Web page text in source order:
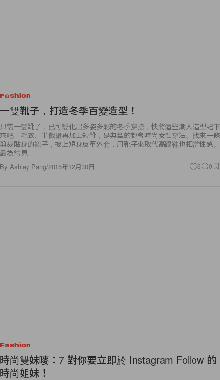
Fashion
一雙靴子，打造冬季百變造型！
只需一雙靴子，已可變化出多姿多彩的冬季穿搭，快將這些潮人造型記下
來吧﹗毛衣、半截裙再加上短靴，是典型的都會時尚女性穿法。找來一條
剪裁貼身的裙子，披上短身皮革外套，用靴子來取代高跟鞋也相當性感。
最為常見
By Ashley Pang/2015年12月30日 6 0
Fashion
時尚雙妹嘜：7 對你要立即於 Instagram Follow 的
時尚姐妹！